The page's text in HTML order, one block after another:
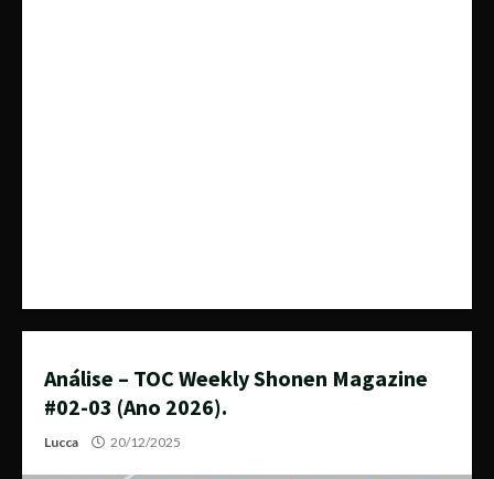
Análise – TOC Weekly Shonen Magazine
#02-03 (Ano 2026).
Lucca 20/12/2025